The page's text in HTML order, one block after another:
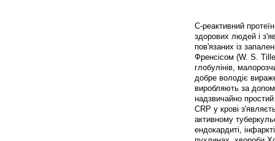
C-реактивний
здорових людей і
пов'язаних із
Френсісом (W. S.
глобулінів,
добре володіє
виробляють за
надзвичайно простий
CRP у крові
активному
ендокардиті,